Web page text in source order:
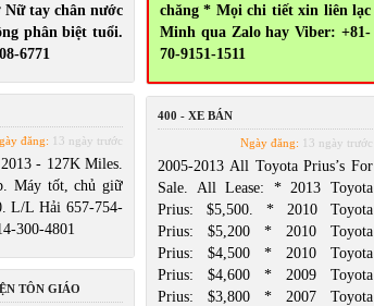
chăng * Mọi chi tiết xin liên lạc
Minh qua Zalo hay Viber: +81-
70-9151-1511
Nữ tay chân nước
phân biệt tuổi.
6771
đăng: 13 ngày trước
- 127K Miles.
Máy tốt, chủ giữ
L/L Hải 657-754-
300-4801
400 - XE BÁN
Ngày đăng: 13 ngày trước
2005-2013 All Toyota Prius’s For
Sale. All Lease: * 2013 Toyota
Prius: $5,500. * 2010 Toyota
Prius: $5,200 * 2010 Toyota
Prius: $4,500 * 2010 Toyota
Prius: $4,600 * 2009 Toyota
Prius: $3,800 * 2007 Toyota
TÔN GIÁO